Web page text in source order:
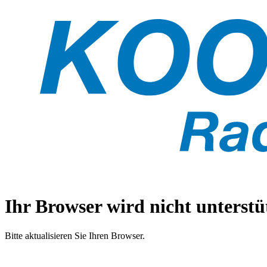
Ihr Browser wird nicht
Bitte aktualisieren Sie Ihren Browser.